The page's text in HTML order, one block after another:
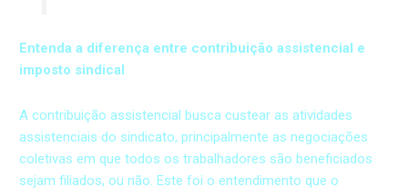
Entenda a diferença entre contribuição assistencial e
imposto sindical
A contribuição assistencial busca custear as atividades
assistenciais do sindicato, principalmente as negociações
coletivas em que todos os trabalhadores são beneficiados
sejam filiados, ou não. Este foi o entendimento que o